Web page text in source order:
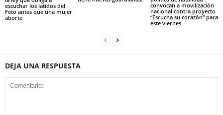
escuchar los latidos del
Feto antes que una mujer
aborte
convocan a movilización
nacional contra proyecto
“Escucha su corazón” para
este viernes
DEJA UNA RESPUESTA